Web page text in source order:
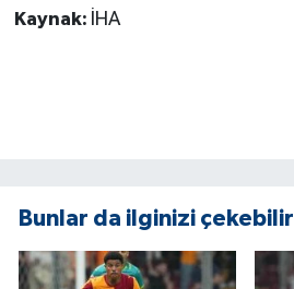
Kaynak: İHA
Bunlar da ilginizi çekebilir